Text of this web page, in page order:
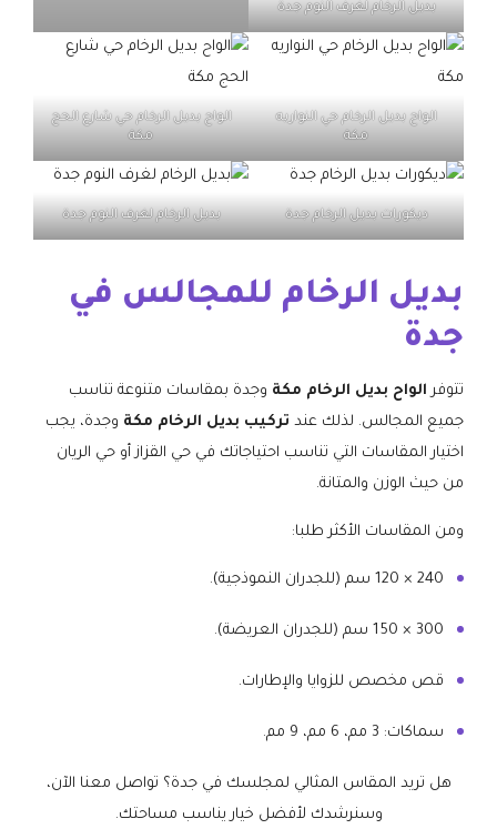
بديل الرخام لغرف النوم جدة
الواح بديل الرخام حي النواريه
مكة
الواح بديل الرخام حي شارع الحج
مكة
ديكورات بديل الرخام جدة بديل الرخام لغرف النوم جدة
بديل الرخام للمجالس في
جدة
تتوفر الواح بديل الرخام مكة وجدة بمقاسات متنوعة تناسب
جميع المجالس. لذلك عند تركيب بديل الرخام مكة وجدة، يجب
اختيار المقاسات التي تناسب احتياجاتك في حي القزاز أو حي الريان
من حيث الوزن والمتانة.
ومن المقاسات الأكثر طلبا:
240 × 120 سم (للجدران النموذجية).
300 × 150 سم (للجدران العريضة).
قص مخصص للزوايا والإطارات.
سماكات: 3 مم، 6 مم، 9 مم.
هل تريد المقاس المثالي لمجلسك في جدة؟ تواصل معنا الآن،
وسنرشدك لأفضل خيار يناسب مساحتك.